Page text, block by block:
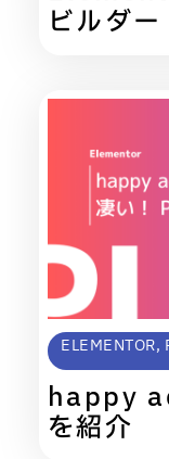
ビルダー
ELEMENTOR,
happy
を紹介